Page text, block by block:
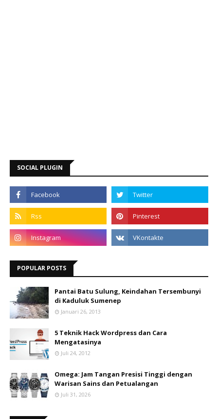
SOCIAL PLUGIN
POPULAR POSTS
Pantai Batu Sulung, Keindahan Tersembunyi
di Kaduluk Sumenep
Januari 26, 2013
5 Teknik Hack Wordpress dan Cara
Mengatasinya
Juli 24, 2012
Omega: Jam Tangan Presisi Tinggi dengan
Warisan Sains dan Petualangan
Juli 31, 2026